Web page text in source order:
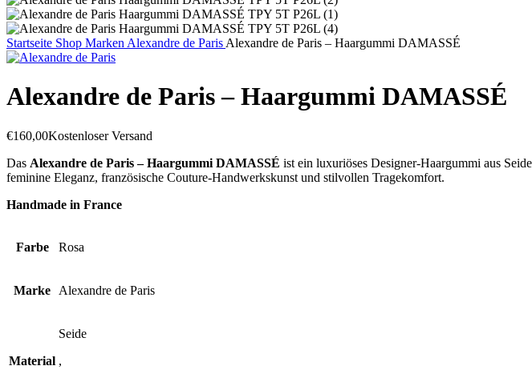
Startseite Shop Marken Alexandre de Paris Alexandre de Paris – Haargummi DAMASSÉ
Alexandre de Paris – Haargummi DAMASSÉ
€160,00Kostenloser Versand
Das Alexandre de Paris – Haargummi DAMASSÉ ist ein luxuriöses Designer-Haargummi aus
feminine Eleganz, französische Couture-Handwerkskunst und stilvollen Tragekomfort.
Handmade in France
Farbe Rosa
Marke Alexandre de Paris
Material
Seide
,